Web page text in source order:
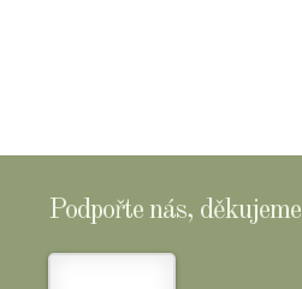
Podpořte nás, děkujeme